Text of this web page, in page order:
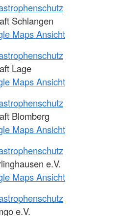
Schlangen
Maps Ansicht
Lage
Maps Ansicht
Blomberg
Maps Ansicht
e.V.
Maps Ansicht
e.V.